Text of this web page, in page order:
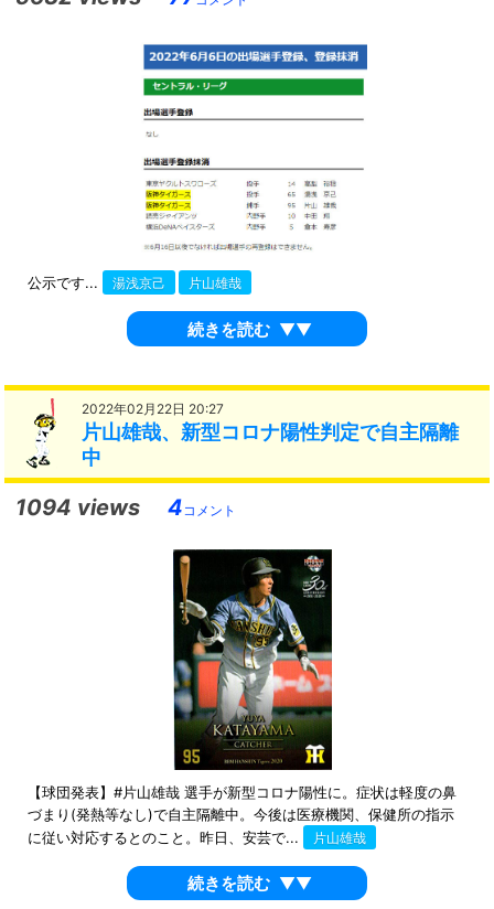
公示です... 湯浅京己 片山雄哉
続きを読む ▼▼
2022年02月22日 20:27
片山雄哉、新型コロナ陽性判定で自主隔離
中
1094 views 4 コメント
【球団発表】#片山雄哉 選手が新型コロナ陽性に。症状は軽度の鼻
づまり(発熱等なし)で自主隔離中。今後は医療機関、保健所の指示
に従い対応するとのこと。昨日、安芸で...
片山雄哉
続きを読む ▼▼